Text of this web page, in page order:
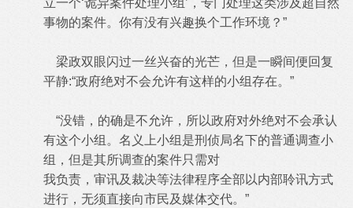
立一个‘诡异案件处理小组’，专门处理这类涉及超自然
事物的案件。你有没有兴趣换个工作环境？”
梁政双眼闪过一丝兴奋的光芒，但是一瞬间便回复
平静:“政府绝对不会允许有这样的小组存在。”
“没错，的确是不允许，所以政府对外绝对不会承认
有这个小组。名义上小组是刑侦局名下的普通调查小
组，但是其所调查的案件只需对
我负责，审讯及裁决等法律程序全部以内部聆讯方式
进行，无须直接向市民及媒体交代。”